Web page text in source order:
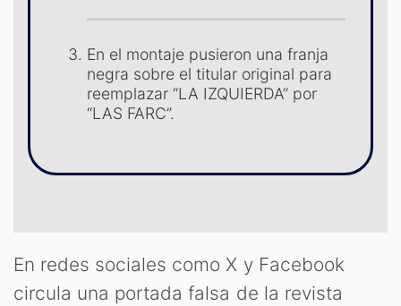
En el montaje pusieron una franja
negra sobre el titular original para
reemplazar “LA IZQUIERDA” por
“LAS FARC”.
En redes sociales como X y Facebook
circula una portada falsa de la revista